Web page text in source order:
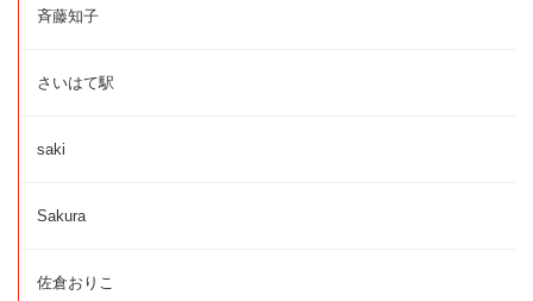
斉藤知子
さいはて駅
saki
Sakura
佐倉おりこ